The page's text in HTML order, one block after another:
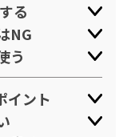
る
NG
う
イント